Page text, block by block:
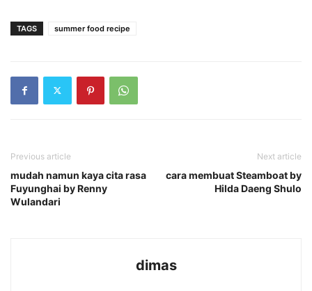
TAGS summer food recipe
Previous article
mudah namun kaya cita rasa
Fuyunghai by Renny
Wulandari
Next article
cara membuat Steamboat by
Hilda Daeng Shulo
dimas